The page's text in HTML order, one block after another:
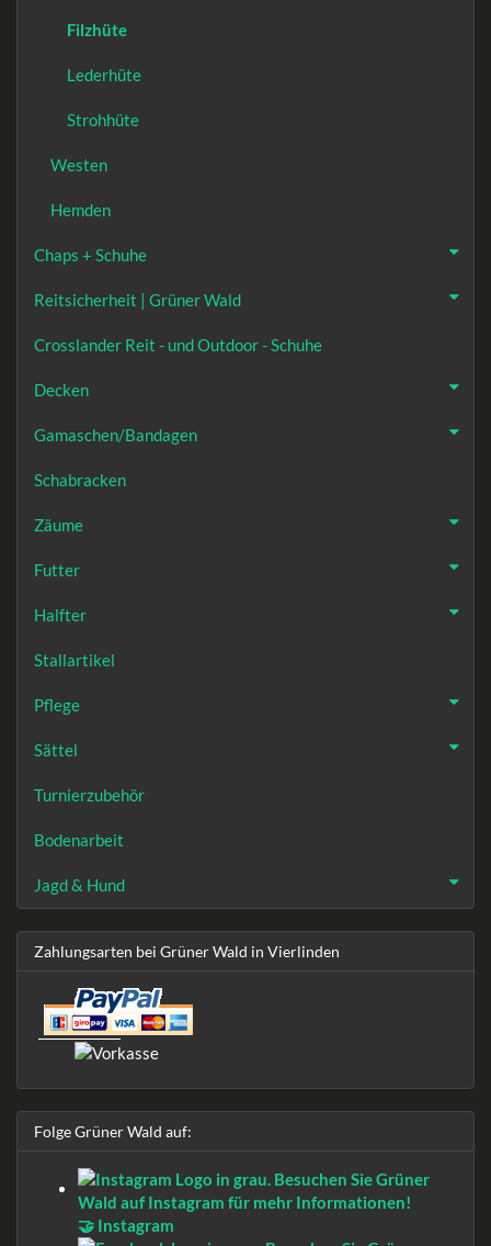
Filzhüte
Lederhüte
Strohhüte
Westen
Hemden
Chaps + Schuhe
Reitsicherheit | Grüner Wald
Crosslander Reit - und Outdoor - Schuhe
Decken
Gamaschen/Bandagen
Schabracken
Zäume
Futter
Halfter
Stallartikel
Pflege
Sättel
Turnierzubehör
Bodenarbeit
Jagd & Hund
Zahlungsarten bei Grüner Wald in Vierlinden
Folge Grüner Wald auf:
🤝 Instagram